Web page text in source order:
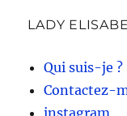
LADY
Qui suis-je ?
Contactez-
instagram